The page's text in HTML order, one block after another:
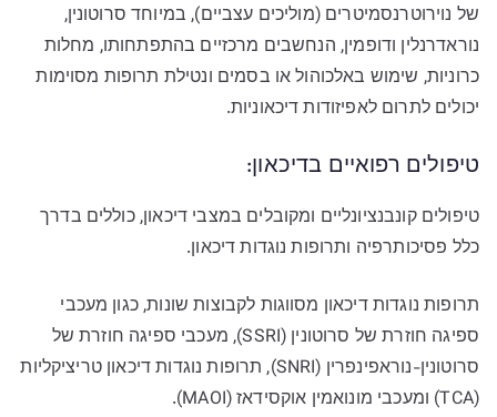
של נוירוטרנסמיטרים (מוליכים עצביים), במיוחד סרוטונין,
נוראדרנלין ודופמין, הנחשבים מרכזיים בהתפתחותו, מחלות
כרוניות, שימוש באלכוהול או בסמים ונטילת תרופות מסוימות
יכולים לתרום לאפיזודות דיכאוניות.
טיפולים רפואיים בדיכאון:
טיפולים קונבנציונליים ומקובלים במצבי דיכאון, כוללים בדרך
כלל פסיכותרפיה ותרופות נוגדות דיכאון.
תרופות נוגדות דיכאון מסווגות לקבוצות שונות, כגון מעכבי
ספיגה חוזרת של סרוטונין (SSRI), מעכבי ספיגה חוזרת של
סרוטונין-נוראפינפרין (SNRI), תרופות נוגדות דיכאון טריציקליות
(TCA) ומעכבי מונואמין אוקסידאז (MAOI).